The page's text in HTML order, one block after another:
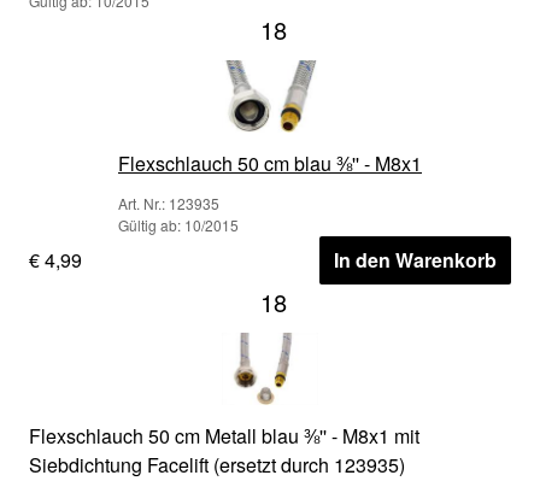
18
Flexschlauch 50 cm blau ⅜'' - M8x1
Art. Nr.: 123935
Gültig ab: 10/2015
€ 4,99 In den Warenkorb
18
Flexschlauch 50 cm Metall blau ⅜'' - M8x1 mit
Siebdichtung Facelift (ersetzt durch 123935)